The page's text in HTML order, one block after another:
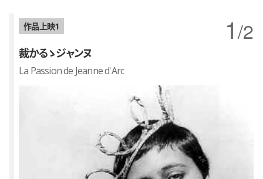
作品上映 /2
裁かるゝジャンヌ
La Passion de Jeanne d'Arc